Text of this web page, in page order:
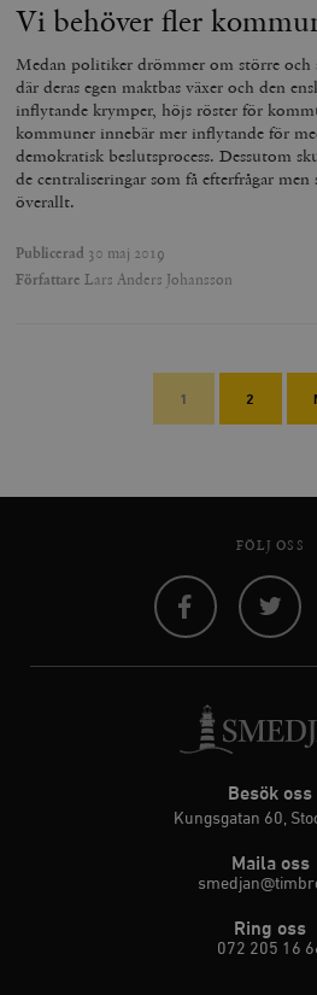
Vi behöver fler
Medan politiker drömmer om större och
där deras egen maktbas växer och den
inflytande krymper, höjs röster för
kommuner innebär mer inflytande för
demokratisk beslutsprocess. Dessutom
de centraliseringar som få efterfrågar
överallt.
Publicerad 30 maj 2019
Författare Lars Anders Johansson
1 2
FÖLJ OSS
Besök oss
Kungsgatan 60,
Maila oss
Ring oss
072 205 16